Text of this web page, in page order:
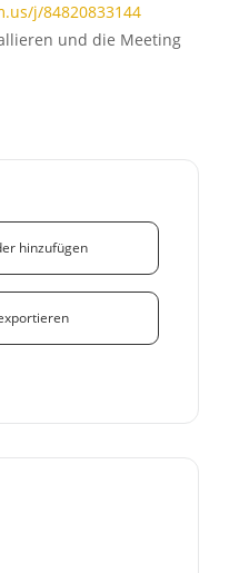
j/84820833144
und die Meeting
hinzufügen